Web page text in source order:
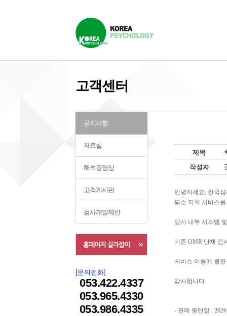
고객센터
공지사항
자료실
해석동영상
고객게시판
검사개발제안
[문의전화]
053.422.4337
053.965.4330
053.986.4335
제목
작성자
안녕하세요, 한국
평소 저희 서비스
당사 내부 시스템
기존 OMR 단체 검
서비스 이용에 불
감사합니다.
- 판매 중단일 :